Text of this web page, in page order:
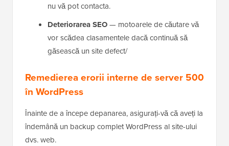
nu vă pot contacta.
Deteriorarea SEO— motoarele de căutare vă
vor scădea clasamentele dacă continuă să
găsească un site defect/
Remedierea erorii interne de server 500
în WordPress
Înainte de a începe depanarea, asigurați-vă că aveți la
îndemână un backup complet WordPress al site-ului
dvs. web.